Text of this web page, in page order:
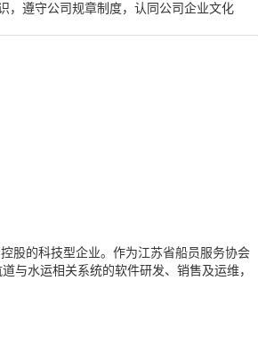
，遵守公司规章制度，认同公司企业文化
股的科技型企业。作为江苏省船员服务协会
与水运相关系统的软件研发、销售及运维，